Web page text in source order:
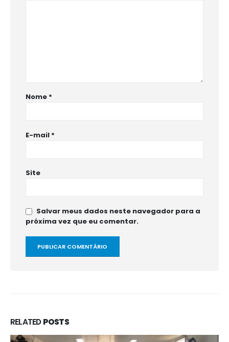
Nome *
E-mail *
Site
Salvar meus dados neste navegador para a
próxima vez que eu comentar.
RELATEDPOSTS